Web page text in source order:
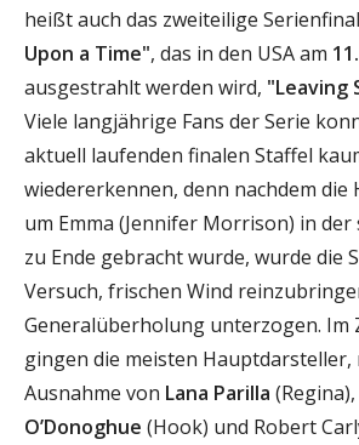
heißt auch das zweiteilige
Upon a Time", das in den USA am 11.
ausgestrahlt werden wird, "Leaving
Viele langjährige Fans der Serie
aktuell laufenden finalen Staffel
wiedererkennen, denn nachdem die
um Emma (Jennifer Morrison) in der
zu Ende gebracht wurde, wurde die
Versuch, frischen Wind
Generalüberholung unterzogen. Im
gingen die meisten Hauptdarsteller,
Ausnahme von Lana Parilla (Regina),
O’Donoghue (Hook) und Robert